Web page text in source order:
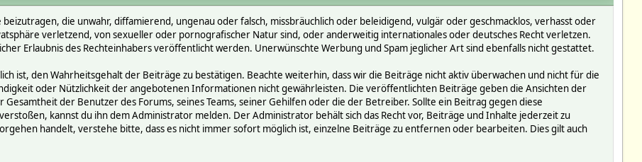
die unwahr, diffamierend, ungenau oder falsch, missbräuchlich oder beleidigend, vulgär oder geschmacklos, verhasst oder
verletzend, von sexueller oder pornografischer Natur sind, oder anderweitig internationales oder deutsches Recht verletzen.
Erlaubnis des Rechteinhabers veröffentlicht werden. Unerwünschte Werbung und Spam jeglicher Art sind ebenfalls nicht gestattet.
ist, den Wahrheitsgehalt der Beiträge zu bestätigen. Beachte weiterhin, dass wir die Beiträge nicht aktiv überwachen und nicht für die
oder Nützlichkeit der angebotenen Informationen nicht gewährleisten. Die veröffentlichten Beiträge geben die Ansichten der
der Benutzer des Forums, seines Teams, seiner Gehilfen oder die der Betreiber. Sollte ein Beitrag gegen diese
kannst du ihn dem Administrator melden. Der Administrator behält sich das Recht vor, Beiträge und Inhalte jederzeit zu
handelt, verstehe bitte, dass es nicht immer sofort möglich ist, einzelne Beiträge zu entfernen oder bearbeiten. Dies gilt auch